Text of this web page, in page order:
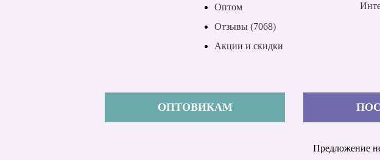
Оптом
Отзывы (7068)
Акции и скидки
ОПТОВИКАМ
Предложение